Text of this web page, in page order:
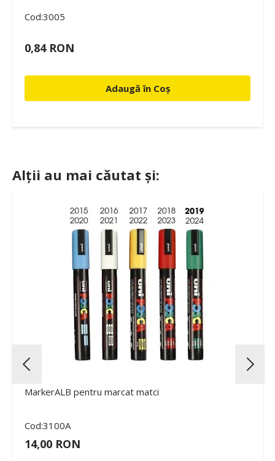
Cod:3005
0,84 RON
Adaugă în Coș
Alții au mai căutat și:
MarkerALB pentru marcat matci
Cod:3100A
14,00 RON